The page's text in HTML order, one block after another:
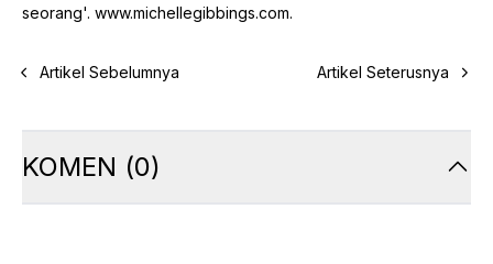
seorang'. www.michellegibbings.com.
Artikel Sebelumnya Artikel Seterusnya
KOMEN (0)